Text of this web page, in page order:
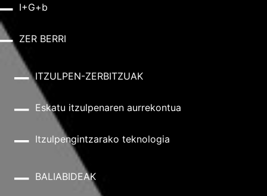
I+G+b
ZER BERRI
ITZULPEN-ZERBITZUAK
Eskatu itzulpenaren aurrekontua
Itzulpengintzarako teknologia
BALIABIDEAK